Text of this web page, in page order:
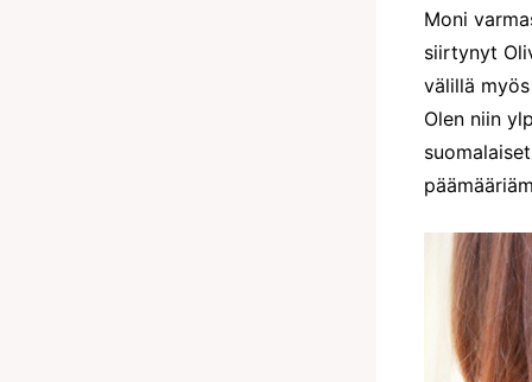
Moni
siirtynyt
välillä
Olen niin